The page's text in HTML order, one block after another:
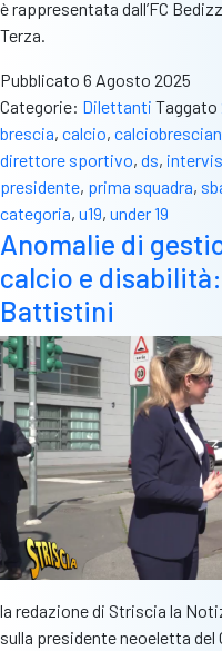
è rappresentata dall’FC
Terza.
Pubblicato 6 Agosto 2025
Categorie: Dilettanti Taggato
brescia, calcio,
direttore sportivo, ds,
presidente, prima squadra,
categoria, u19, under 19
Anomalie di
calcio e
Battistini
la redazione di Striscia la
sulla presidente neoeletta